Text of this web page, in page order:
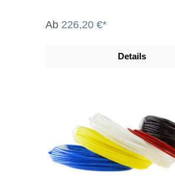
Ab 226,20 €*
Details